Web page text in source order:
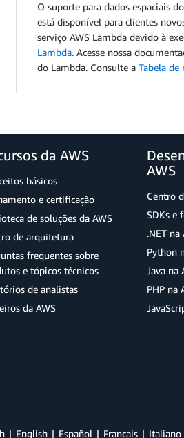
O suporte para dados espaciais
está disponível para clientes
serviço AWS Lambda devido à
Lambda. Acesse nossa
do Lambda. Consulte a Tabela de
da AWS
básicos
e certificação
de soluções da AWS
de arquitetura
frequentes sobre
e tópicos técnicos
de analistas
da AWS
AWS
Centro
SDKs e
.NET na
Python
Java na
PHP na
English Español Français Italiano